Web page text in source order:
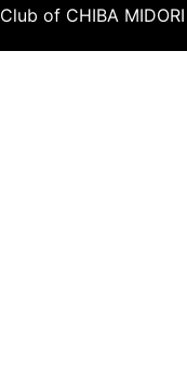
Club of CHIBA MIDORI